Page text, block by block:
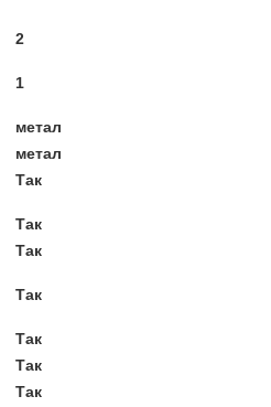
2
1
метал
метал
Так
Так
Так
Так
Так
Так
Так